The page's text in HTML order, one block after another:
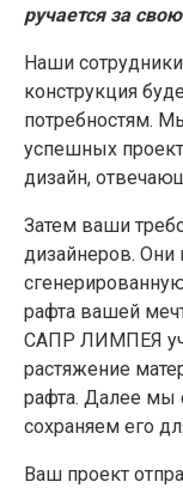
ручается за
Наши
конструкция
потребностям.
успешных
дизайн,
Затем ваши
дизайнеров. Они
рафта вашей
САПР ЛИМПЕЯ
растяжение
рафта. Далее мы
сохраняем его
Ваш проект